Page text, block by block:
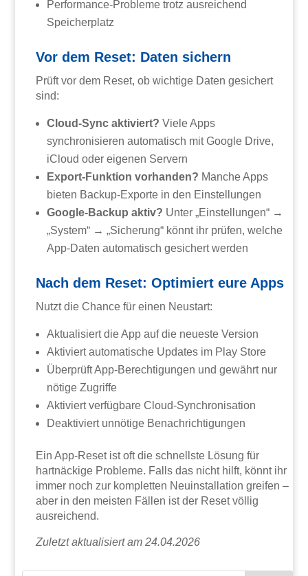
Performance-Probleme trotz ausreichend
Speicherplatz
Vor dem Reset: Daten sichern
Prüft vor dem Reset, ob wichtige Daten gesichert
sind:
Cloud-Sync aktiviert? Viele Apps
synchronisieren automatisch mit Google Drive,
iCloud oder eigenen Servern
Export-Funktion vorhanden? Manche Apps
bieten Backup-Exporte in den Einstellungen
Google-Backup aktiv? Unter „Einstellungen“ →
„System“ → „Sicherung“ könnt ihr prüfen, welche
App-Daten automatisch gesichert werden
Nach dem Reset: Optimiert eure Apps
Nutzt die Chance für einen Neustart:
Aktualisiert die App auf die neueste Version
Aktiviert automatische Updates im Play Store
Überprüft App-Berechtigungen und gewährt nur
nötige Zugriffe
Aktiviert verfügbare Cloud-Synchronisation
Deaktiviert unnötige Benachrichtigungen
Ein App-Reset ist oft die schnellste Lösung für
hartnäckige Probleme. Falls das nicht hilft, könnt ihr
immer noch zur kompletten Neuinstallation greifen –
aber in den meisten Fällen ist der Reset völlig
ausreichend.
Zuletzt aktualisiert am 24.04.2026